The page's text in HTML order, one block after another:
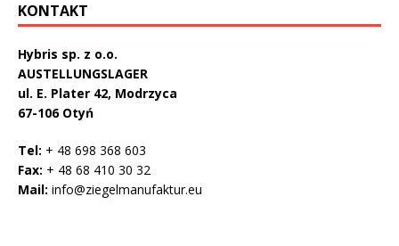
KONTAKT
Hybris sp. z o.o.
AUSTELLUNGSLAGER
ul. E. Plater 42, Modrzyca
67-106 Otyń
Tel: + 48 698 368 603
Fax: + 48 68 410 30 32
Mail: info@ziegelmanufaktur.eu